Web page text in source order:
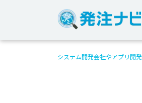
システム開発会社やアプリ開